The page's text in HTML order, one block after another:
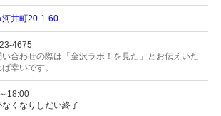
河井町20-1-60
4675
合わせの際は「金沢ラボ！を見た」とお伝えいた
幸いです。
18:00
くなりしだい終了